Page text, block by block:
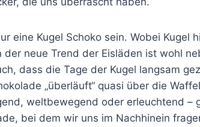
eine Kugel Schoko sein. Wobei Kugel
der neue Trend der Eisläden ist wohl
dass die Tage der Kugel langsam
„überläuft“ quasi über die
weltbewegend oder erleuchtend –
bei dem wir uns im Nachhinein